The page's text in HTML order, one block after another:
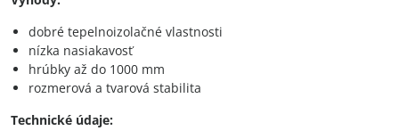
dobré tepelnoizolačné vlastnosti
nízka nasiakavosť
hrúbky až do 1000 mm
rozmerová a tvarová stabilita
Technické údaje: